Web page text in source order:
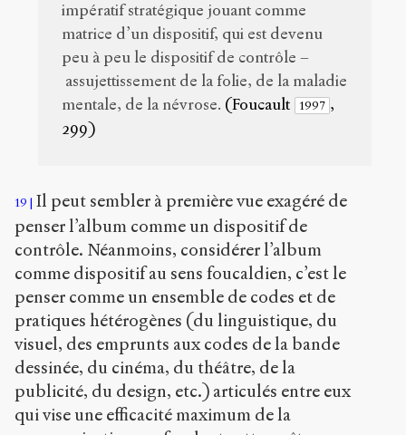
impératif stratégique jouant comme
matrice d’un dispositif, qui est devenu
peu à peu le dispositif de contrôle –
assujettissement de la folie, de la maladie
mentale, de la névrose. (Foucault 1997 ,
299)
19
Il peut sembler à première vue exagéré de
penser l’album comme un dispositif de
contrôle. Néanmoins, considérer l’album
comme dispositif au sens foucaldien, c’est le
penser comme un ensemble de codes et de
pratiques hétérogènes (du linguistique, du
visuel, des emprunts aux codes de la bande
dessinée, du cinéma, du théâtre, de la
publicité, du design, etc.) articulés entre eux
qui vise une efficacité maximum de la